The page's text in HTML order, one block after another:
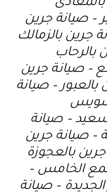
– صيانة جرين
جرين بالزمالك
بالرحاب
– صيانة جرين
بالعبور – صيانة
– صيانة
– صيانة جرين
بالعجوزة
الخامس –
– صيانة